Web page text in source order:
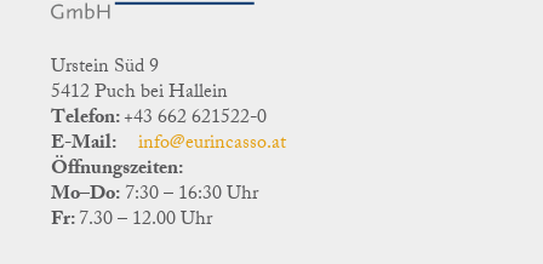
Urstein Süd 9
5412 Puch bei Hallein
Telefon:+43 662 621522-0
E-Mail: info@eurincasso.at
Öffnungszeiten:
Mo–Do:7:30 – 16:30 Uhr
Fr:7.30 – 12.00 Uhr